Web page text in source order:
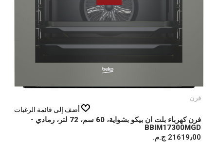
فرن
أضف إلى قائمة الرغبات
فرن كهرباء بلت ان بيكو بشواية، 60 سم، 72 لتر، رمادي -
BBIM17300MGD
21619٫00 ج.م.‏